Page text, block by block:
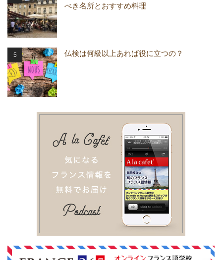
べき名所とおすすめ料理
仏検は何級以上あれば役に立つの？